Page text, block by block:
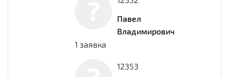
Павел
Владимирович
1 заявка
12353